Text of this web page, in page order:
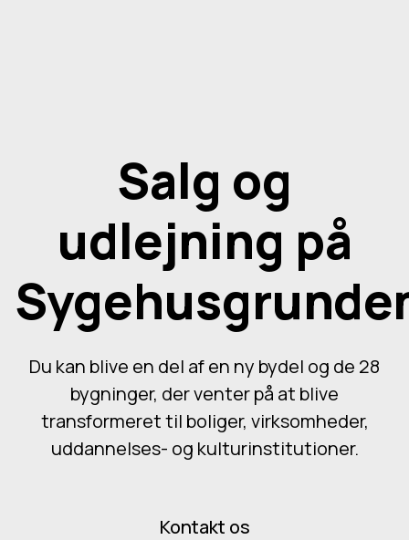
Salg og
udlejning på
Du kan blive en del af en ny bydel og de 28
bygninger, der venter på at blive
transformeret til boliger, virksomheder,
uddannelses- og kulturinstitutioner.
Kontakt os